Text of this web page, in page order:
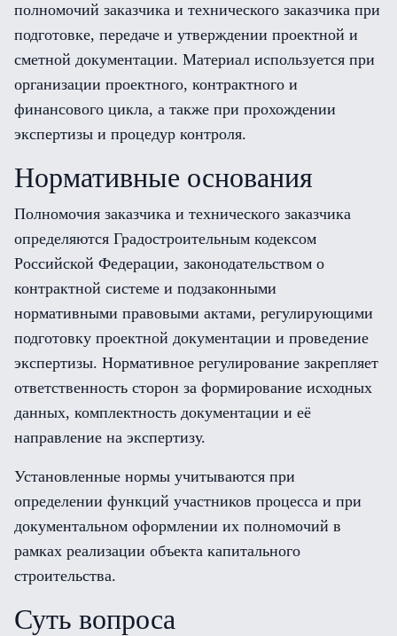
полномочий заказчика и технического заказчика при
подготовке, передаче и утверждении проектной и
сметной документации. Материал используется при
организации проектного, контрактного и
финансового цикла, а также при прохождении
экспертизы и процедур контроля.
Нормативные основания
Полномочия заказчика и технического заказчика
определяются Градостроительным кодексом
Российской Федерации, законодательством о
контрактной системе и подзаконными
нормативными правовыми актами, регулирующими
подготовку проектной документации и проведение
экспертизы. Нормативное регулирование закрепляет
ответственность сторон за формирование исходных
данных, комплектность документации и её
направление на экспертизу.
Установленные нормы учитываются при
определении функций участников процесса и при
документальном оформлении их полномочий в
рамках реализации объекта капитального
строительства.
Суть вопроса